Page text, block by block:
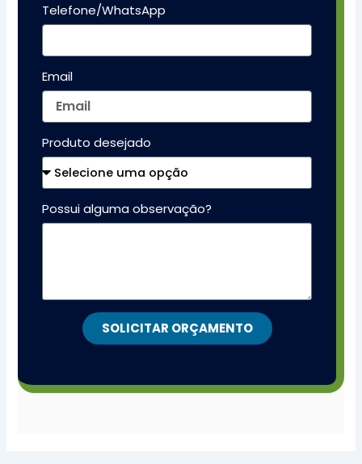
Telefone/WhatsApp
Email
Produto desejado
Possui alguma observação?
SOLICITAR ORÇAMENTO